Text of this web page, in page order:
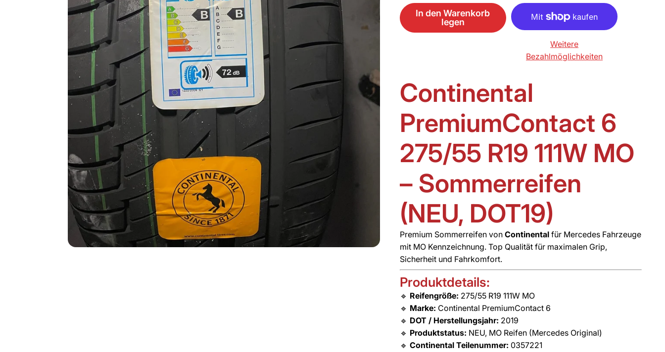
In den Warenkorb
legen
Weitere
Bezahlmöglichkeiten
Continental
PremiumContact 6
275/55 R19 111W MO
– Sommerreifen
(NEU, DOT19)
Premium Sommerreifen von Continentalfür Mercedes Fahrzeuge
mit MO Kennzeichnung. Top Qualität für maximalen Grip,
Sicherheit und Fahrkomfort.
Produktdetails:
🔹 Reifengröße: 275/55 R19 111W MO
🔹 Marke: Continental PremiumContact 6
🔹 DOT / Herstellungsjahr: 2019
🔹 Produktstatus: NEU, MO Reifen (Mercedes Original)
🔹 Continental Teilenummer: 0357221